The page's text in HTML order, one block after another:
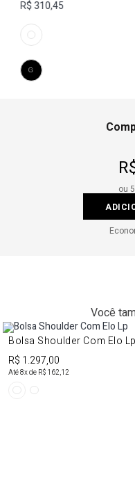
R$ 310,45
G
ou 5
Você
Bolsa Shoulder Com Elo Lp
R$ 1.297,00
Até8x de R$ 162,12